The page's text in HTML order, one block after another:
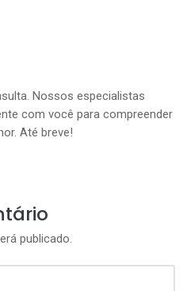
Nossos especialistas
com você para compreender
Até breve!
publicado.